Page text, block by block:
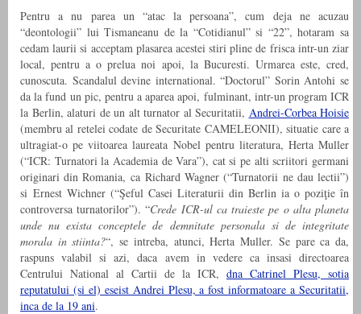
Pentru a nu parea un “atac la persoana”, cum deja ne acuzau
“deontologii” lui Tismaneanu de la “Cotidianul” si “22”, hotaram sa
cedam laurii si acceptam plasarea acestei stiri pline de frisca intr-un ziar
local, pentru a o prelua noi apoi, la Bucuresti. Urmarea este, cred,
cunoscuta. Scandalul devine international. “Doctorul” Sorin Antohi se
da la fund un pic, pentru a aparea apoi, fulminant, intr-un program ICR
la Berlin, alaturi de un alt turnator al Securitatii, Andrei-Corbea Hoisie
(membru al retelei codate de Securitate CAMELEONII), situatie care a
ultragiat-o pe viitoarea laureata Nobel pentru literatura, Herta Muller
(“ICR: Turnatori la Academia de Vara”), cat si pe alti scriitori germani
originari din Romania, ca Richard Wagner (“Turnatorii ne dau lectii”)
si Ernest Wichner (“Şeful Casei Literaturii din Berlin ia o poziţie în
controversa turnatorilor”). “Crede ICR-ul ca traieste pe o alta planeta
unde nu exista conceptele de demnitate personala si de integritate
morala in stiinta?“, se intreba, atunci, Herta Muller. Se pare ca da,
raspuns valabil si azi, daca avem in vedere ca insasi directoarea
Centrului National al Cartii de la ICR, dna Catrinel Plesu, sotia
reputatului (si el) eseist Andrei Plesu, a fost informatoare a Securitatii,
inca de la 19 ani.